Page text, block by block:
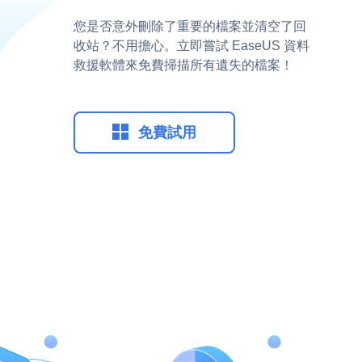
您是否意外刪除了重要的檔案並清空了回
收站？不用擔心。立即嘗試 EaseUS 資料
救援軟體來免費掃描所有遺失的檔案！
 免費試用